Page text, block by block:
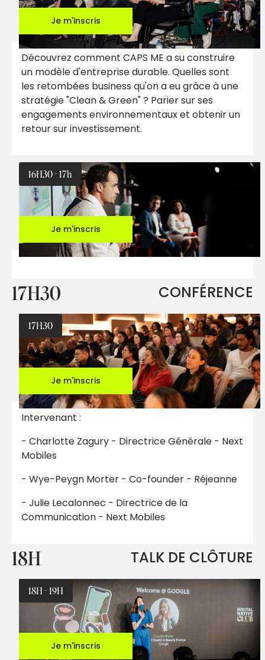
Je m'inscris
Découvrez comment CAPS ME a su construire
un modèle d'entreprise durable. Quelles sont
les retombées business qu'on a eu grâce à une
stratégie "Clean & Green" ? Parier sur ses
engagements environnementaux et obtenir un
retour sur investissement.
16H30 - 17h
Je m'inscris
17H30 CONFÉRENCE
17H30
Je m'inscris
Intervenant :
- Charlotte Zagury - Directrice Générale - Next
Mobiles
- Wye-Peygn Morter - Co-founder - Réjeanne
- Julie Lecalonnec - Directrice de la
Communication - Next Mobiles
18H TALK DE CLÔTURE
18H - 19H
Je m'inscris